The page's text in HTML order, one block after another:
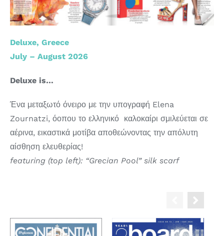
Deluxe, Greece
July – August 2026
Deluxe is…
Ένα μεταξωτό όνειρο με την υπογραφή Elena
Zournatzi, όοπου το ελληνικό καλοκαίρι σμιλεύεται σε
αέρινα, εικαστικά μοτίβα αποθεώνοντας την απόλυτη
αίσθηση ελευθερίας!
featuring (top left): “Grecian Pool” silk scarf